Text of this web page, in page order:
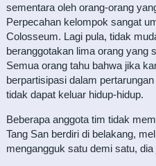
sementara oleh orang-orang
Perpecahan kelompok sangat
Colosseum. Lagi pula, tidak
beranggotakan lima orang yang
Semua orang tahu bahwa jika
berpartisipasi dalam
tidak dapat keluar hidup-hidup.
Beberapa anggota tim tidak
Tang San berdiri di belakang,
mengangguk satu demi satu,